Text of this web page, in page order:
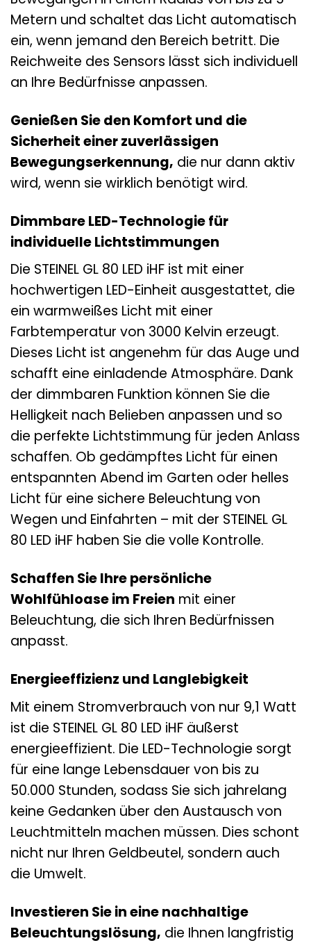
Metern und schaltet das Licht automatisch
ein, wenn jemand den Bereich betritt. Die
Reichweite des Sensors lässt sich individuell
an Ihre Bedürfnisse anpassen.
Genießen Sie den Komfort und die
Sicherheit einer zuverlässigen
Bewegungserkennung, die nur dann aktiv
wird, wenn sie wirklich benötigt wird.
Dimmbare LED-Technologie für
individuelle Lichtstimmungen
Die STEINEL GL 80 LED iHF ist mit einer
hochwertigen LED-Einheit ausgestattet, die
ein warmweißes Licht mit einer
Farbtemperatur von 3000 Kelvin erzeugt.
Dieses Licht ist angenehm für das Auge und
schafft eine einladende Atmosphäre. Dank
der dimmbaren Funktion können Sie die
Helligkeit nach Belieben anpassen und so
die perfekte Lichtstimmung für jeden Anlass
schaffen. Ob gedämpftes Licht für einen
entspannten Abend im Garten oder helles
Licht für eine sichere Beleuchtung von
Wegen und Einfahrten – mit der STEINEL GL
80 LED iHF haben Sie die volle Kontrolle.
Schaffen Sie Ihre persönliche
Wohlfühloase im Freien mit einer
Beleuchtung, die sich Ihren Bedürfnissen
anpasst.
Energieeffizienz und Langlebigkeit
Mit einem Stromverbrauch von nur 9,1 Watt
ist die STEINEL GL 80 LED iHF äußerst
energieeffizient. Die LED-Technologie sorgt
für eine lange Lebensdauer von bis zu
50.000 Stunden, sodass Sie sich jahrelang
keine Gedanken über den Austausch von
Leuchtmitteln machen müssen. Dies schont
nicht nur Ihren Geldbeutel, sondern auch
die Umwelt.
Investieren Sie in eine nachhaltige
Beleuchtungslösung, die Ihnen langfristig